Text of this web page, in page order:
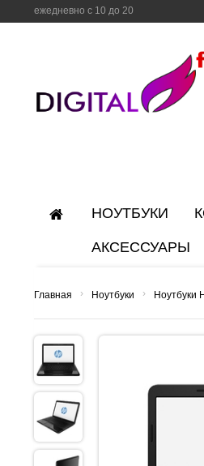
ежедневно с 10 до 20
НОУТБУКИ
АКСЕССУАРЫ
Главная › Ноутбуки › Ноутбуки